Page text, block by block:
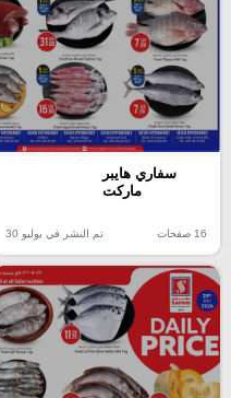
سفاري هايبر
ماركت
16 صفحات تم النشر في يوليو 30